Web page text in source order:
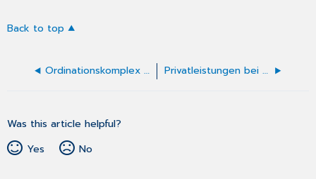
Back to top
Ordinationskomplex eingeben Privatleistungen bei Kassenpatienten
Was this article helpful?
Yes
No